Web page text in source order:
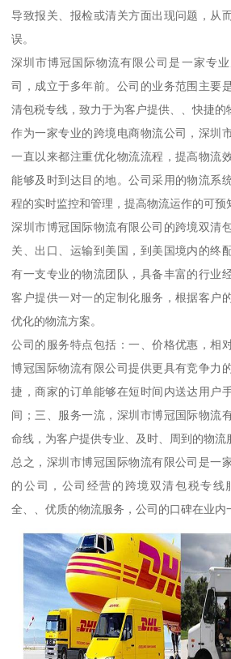
导致报关、报检或清关方面出现问题，从
误。
深圳市博冠国际物流有限公司是一家专
司，成立于多年前。公司的业务范围主要
清包税专线，致力于为客户提供、、快捷的
作为一家专业的跨境电商物流公司，深圳
一直以来都注重优化物流流程，提高物流
能够及时到达目的地。公司采用的物流系
程的实时监控和管理，提高物流运作的可预
深圳市博冠国际物流有限公司的跨境双清
关、出口、运输到美国，到美国境内的终
有一支专业的物流团队，具备丰富的行业
客户提供一对一的定制化服务，根据客户
优化的物流方案。
公司的服务特点包括：一、价格优惠，相
博冠国际物流有限公司提供更具有竞争力
捷，商家的订单能够在短时间内送达用户
间；三、服务一流，深圳市博冠国际物流
命线，为客户提供专业、及时、周到的物流
总之，深圳市博冠国际物流有限公司是一
的公司，公司经营的跨境双清包税专线
全、、优质的物流服务，公司的口碑在业内